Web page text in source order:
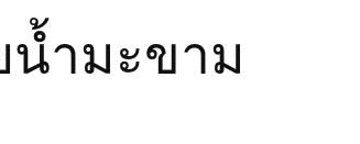
ำมะขาม